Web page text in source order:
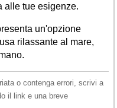
alle tue esigenze.
un'opzione
rilassante al mare,
o contenga errori, scrivi a
il link e una breve